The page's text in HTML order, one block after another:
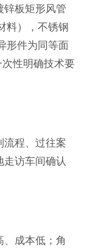
锌板矩形风管
料），不锈钢
形件为同等面
性明确技术要
流程、过往案
访车间确认
成本低；角